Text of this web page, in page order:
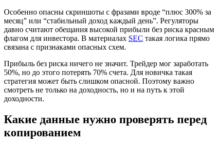
Особенно опасны скриншоты с фразами вроде “плюс 300% за
месяц” или “стабильный доход каждый день”. Регуляторы
давно считают обещания высокой прибыли без риска красным
флагом для инвестора. В материалах SEC такая логика прямо
связана с признаками опасных схем.
Прибыль без риска ничего не значит. Трейдер мог заработать
50%, но до этого потерять 70% счета. Для новичка такая
стратегия может быть слишком опасной. Поэтому важно
смотреть не только на доходность, но и на путь к этой
доходности.
Какие данные нужно проверять перед
копированием